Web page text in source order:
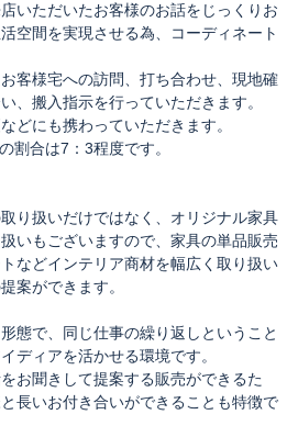
いただいたお客様のお話をじっくりお
空間を実現させる為、コーディネート
客様宅への訪問、打ち合わせ、現地確
、搬入指示を行っていただきます。
どにも携わっていただきます。
割合は7：3程度です。
り扱いだけではなく、オリジナル家具
いもございますので、家具の単品販売
などインテリア商材を幅広く取り扱い
案ができます。
態で、同じ仕事の繰り返しということ
ディアを活かせる環境です。
お聞きして提案する販売ができるた
長いお付き合いができることも特徴で